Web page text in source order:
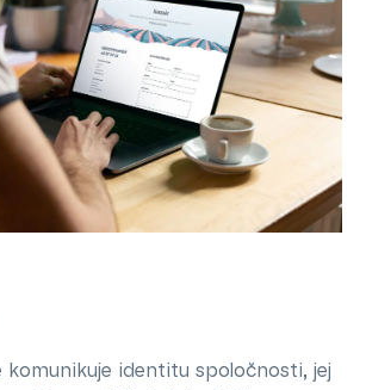
komunikuje identitu spoločnosti, jej